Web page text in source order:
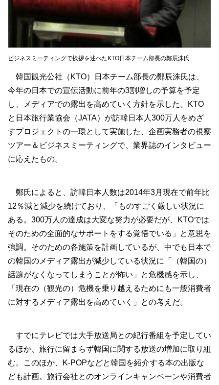
ビジネスミーティングで挨拶を述べたKTO日本チーム部長の鄭辰洙氏
韓国観光公社（KTO）日本チーム部長の鄭辰洙氏は、
今年の日本での宣伝活動に前年の3割増しの予算を予定
し、メディアでの露出を高めていく方針を示した。KTO
と日本旅行業協会（JATA）が訪韓日本人300万人をめざ
すプロジェクトの一環として実施した、企画実務者の視察
ツアー＆ビジネスミーティングで、業界誌のインタビュー
に応えたもの。
鄭氏によると、訪韓日本人数は2014年3月現在で前年比
12％減と減少を続けており、「ものすごく厳しい状況に
ある。300万人の達成は大変な努力が必要だが、KTOでは
そのための全面的なサポートをする覚悟でいる」と意思を
強調。そのための各施策を計画しているが、中でも日本で
の韓国のメディア露出が減少している状況に「（韓国の）
話題がなくなってしまうことが怖い」と危機感を示し、
「現在の（観光の）危機を乗り越えるためにも一般消費者
に対するメディア露出を高めていく」との考えだ。
すでにテレビでは大手放送局との紀行番組を予定してい
るほか、旅行に留まらず韓国に関する放送の増加に取り組
む。このほか、K-POPなどと韓国を紹介する本の出版な
ども計画。旅行会社とのオンラインキャンペーンや消費者